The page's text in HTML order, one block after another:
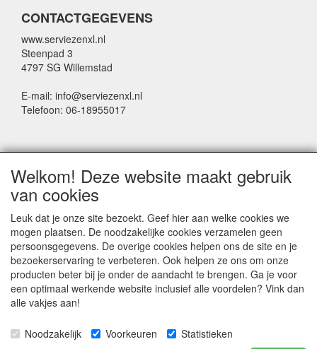
CONTACTGEGEVENS
www.serviezenxl.nl
Steenpad 3
4797 SG Willemstad
E-mail: info@serviezenxl.nl
Telefoon: 06-18955017
Voornaam
Achternaam
E-mail
Welkom! Deze website maakt gebruik
van cookies
Leuk dat je onze site bezoekt. Geef hier aan welke cookies we
mogen plaatsen. De noodzakelijke cookies verzamelen geen
persoonsgegevens. De overige cookies helpen ons de site en je
bezoekerservaring te verbeteren. Ook helpen ze ons om onze
producten beter bij je onder de aandacht te brengen. Ga je voor
een optimaal werkende website inclusief alle voordelen? Vink dan
alle vakjes aan!
Noodzakelijk Voorkeuren
Statistieken